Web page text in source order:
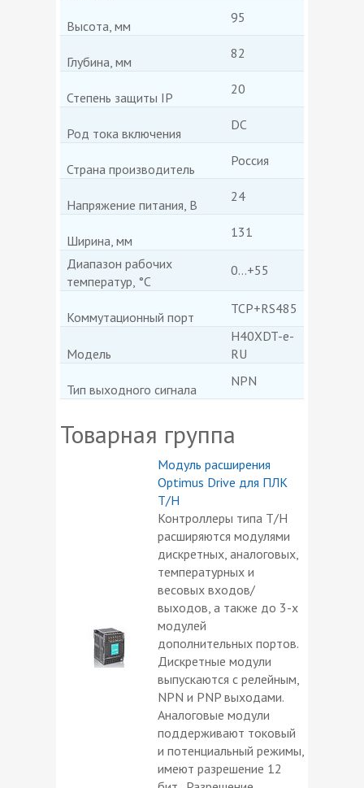
Высота, мм
95
Глубина, мм
82
Степень защиты IP
20
Род тока включения
DC
Страна производитель
Россия
Напряжение питания, В
24
Ширина, мм
131
Диапазон рабочих
температур, °C
0...+55
Коммутационный порт
TCP+RS485
Модель
H40XDT-e-
RU
Тип выходного сигнала
NPN
Товарная группа
Модуль расширения
Optimus Drive для ПЛК
T/H
Контроллеры типа T/H
расширяются модулями
дискретных, аналоговых,
температурных и
весовых входов/
выходов, а также до 3-х
модулей
дополнительных портов.
Дискретные модули
выпускаются с релейным,
NPN и PNP выходами.
Аналоговые модули
поддерживают токовый
и потенциальный режимы,
имеют разрешение 12